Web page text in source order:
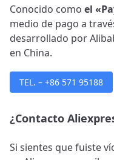
Conocido como el
medio de pago a
desarrollado por
en China.
TEL. – +86 571 95188
¿Contacto
Si sientes que fuiste